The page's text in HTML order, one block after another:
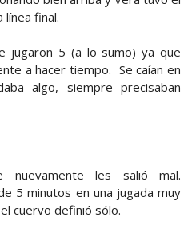
final.
jugaron 5 (a lo sumo) ya que
a hacer tiempo. Se caían en
algo, siempre precisaban
nuevamente les salió mal.
5 minutos en una jugada muy
cuervo definió sólo.